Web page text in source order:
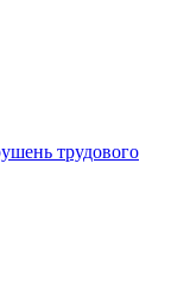
трудового